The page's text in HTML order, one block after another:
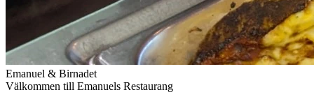
Emanuel & Birnadet
Välkommen till Emanuels Restaurang